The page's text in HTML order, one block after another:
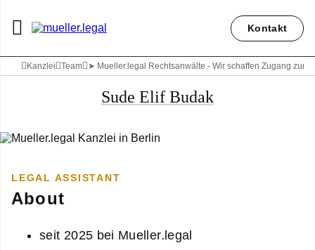
Kontakt
Kanzlei Team ➤ Mueller.legal Rechtsanwälte - Wir schaffen Zugang zum
Sude Elif Budak
LEGAL ASSISTANT
About
seit 2025 bei Mueller.legal